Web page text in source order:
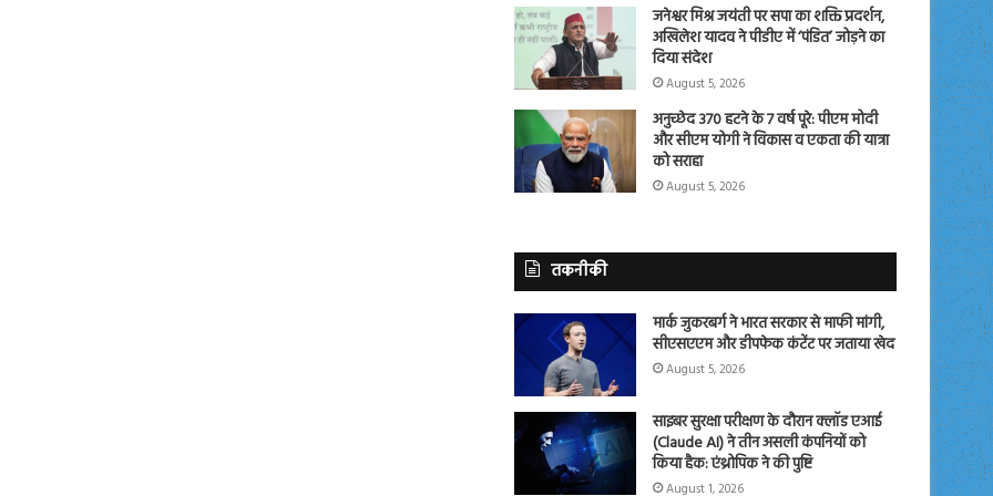
जनेश्वर मिश्र जयंती पर सपा का शक्ति प्रदर्शन,
अखिलेश यादव ने पीडीए में ‘पंडित’ जोड़ने का
दिया संदेश
August 5, 2026
अनुच्छेद 370 हटने के 7 वर्ष पूरे: पीएम मोदी
और सीएम योगी ने विकास व एकता की यात्रा
को सराहा
August 5, 2026
तकनीकी
मार्क जुकरबर्ग ने भारत सरकार से माफी मांगी,
सीएसएएम और डीपफेक कंटेंट पर जताया खेद
August 5, 2026
साइबर सुरक्षा परीक्षण के दौरान क्लॉड एआई
(Claude AI) ने तीन असली कंपनियों को
किया हैक: एंथ्रोपिक ने की पुष्टि
August 1, 2026